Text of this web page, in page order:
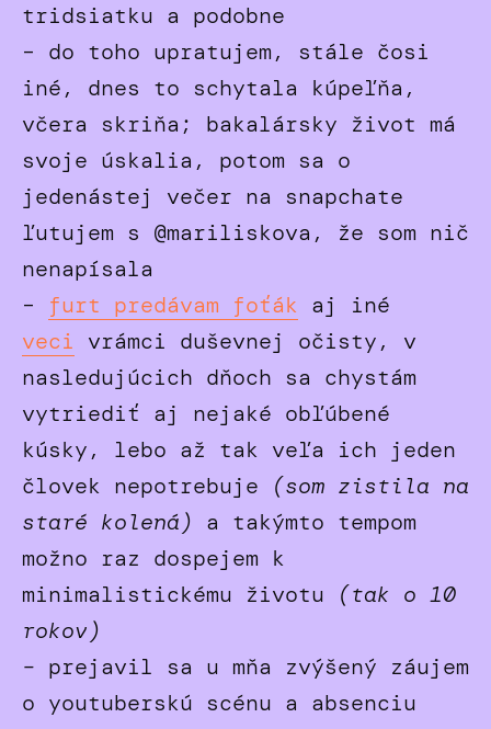
tridsiatku a podobne
– do toho upratujem, stále čosi
iné, dnes to schytala kúpeľňa,
včera skriňa; bakalársky život má
svoje úskalia, potom sa o
jedenástej večer na snapchate
ľutujem s @mariliskova, že som nič
nenapísala
– furt predávam foťák aj iné
veci vrámci duševnej očisty, v
nasledujúcich dňoch sa chystám
vytriediť aj nejaké obľúbené
kúsky, lebo až tak veľa ich jeden
človek nepotrebuje (som zistila na
staré kolená) a takýmto tempom
možno raz dospejem k
minimalistickému životu
(tak o 10
rokov)
– prejavil sa u mňa zvýšený záujem
o youtuberskú scénu a absenciu